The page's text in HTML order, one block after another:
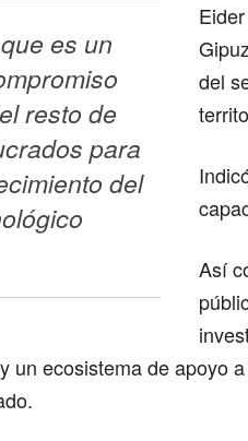
es un
resto de
para
del
del
Así
un ecosistema de apoyo